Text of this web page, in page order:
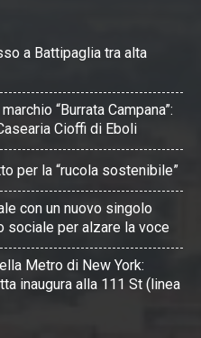
a Battipaglia tra alta
“Burrata Campana”:
Cioffi di Eboli
per la “rucola sostenibile”
con un nuovo singolo
sociale per alzare la voce
Metro di New York:
inaugura alla 111 St (linea